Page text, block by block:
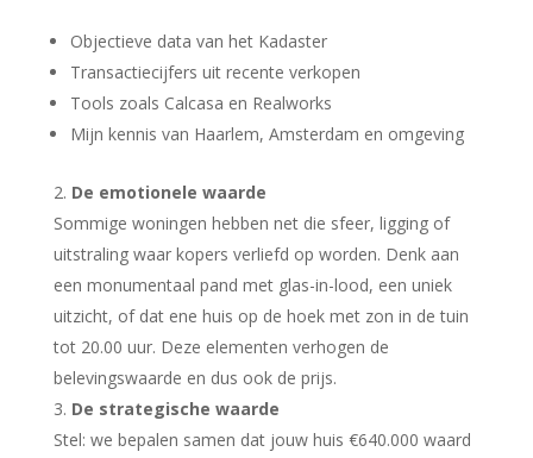
Objectieve data van het Kadaster
Transactiecijfers uit recente verkopen
Tools zoals Calcasa en Realworks
Mijn kennis van Haarlem, Amsterdam en omgeving
De emotionele waarde
Sommige woningen hebben net die sfeer, ligging of
uitstraling waar kopers verliefd op worden. Denk aan
een monumentaal pand met glas-in-lood, een uniek
uitzicht, of dat ene huis op de hoek met zon in de tuin
tot 20.00 uur. Deze elementen verhogen de
belevingswaarde en dus ook de prijs.
De strategische waarde
Stel: we bepalen samen dat jouw huis €640.000 waard